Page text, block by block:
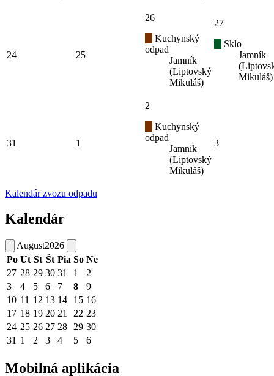
24 25
26
Kuchynský
odpad
Jamník
(Liptovský
Mikuláš)
27
Sklo
Jamník
Mikuláš)
31 1
2
Kuchynský
odpad
Jamník
(Liptovský
Mikuláš)
3
Kalendár zvozu odpadu
Kalendár
August2026
Po Ut St Št Pia So Ne
27 28 29 30 31 1
2
3
4 5 6 7 8
9
10 11 12 13 14 15 16
17 18 19 20 21 22 23
24 25 26 27 28 29 30
31 1 2 3 4 5 6
Mobilná aplikácia